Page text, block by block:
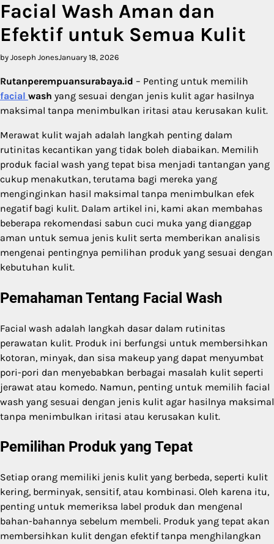
Facial Wash Aman dan
Efektif untuk Semua Kulit
by Joseph JonesJanuary 18, 2026
Rutanperempuansurabaya.id – Penting untuk memilih
facial wash yang sesuai dengan jenis kulit agar hasilnya
maksimal tanpa menimbulkan iritasi atau kerusakan kulit.
Merawat kulit wajah adalah langkah penting dalam
rutinitas kecantikan yang tidak boleh diabaikan. Memilih
produk facial wash yang tepat bisa menjadi tantangan yang
cukup menakutkan, terutama bagi mereka yang
menginginkan hasil maksimal tanpa menimbulkan efek
negatif bagi kulit. Dalam artikel ini, kami akan membahas
beberapa rekomendasi sabun cuci muka yang dianggap
aman untuk semua jenis kulit serta memberikan analisis
mengenai pentingnya pemilihan produk yang sesuai dengan
kebutuhan kulit.
Pemahaman Tentang Facial Wash
Facial wash adalah langkah dasar dalam rutinitas
perawatan kulit. Produk ini berfungsi untuk membersihkan
kotoran, minyak, dan sisa makeup yang dapat menyumbat
pori-pori dan menyebabkan berbagai masalah kulit seperti
jerawat atau komedo. Namun, penting untuk memilih facial
wash yang sesuai dengan jenis kulit agar hasilnya maksimal
tanpa menimbulkan iritasi atau kerusakan kulit.
Pemilihan Produk yang Tepat
Setiap orang memiliki jenis kulit yang berbeda, seperti kulit
kering, berminyak, sensitif, atau kombinasi. Oleh karena itu,
penting untuk memeriksa label produk dan mengenal
bahan-bahannya sebelum membeli. Produk yang tepat akan
membersihkan kulit dengan efektif tanpa menghilangkan